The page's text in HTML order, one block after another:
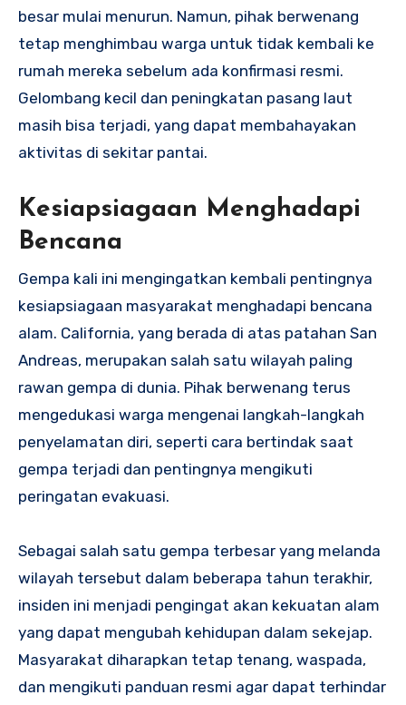
besar mulai menurun. Namun, pihak berwenang
tetap menghimbau warga untuk tidak kembali ke
rumah mereka sebelum ada konfirmasi resmi.
Gelombang kecil dan peningkatan pasang laut
masih bisa terjadi, yang dapat membahayakan
aktivitas di sekitar pantai.
Kesiapsiagaan Menghadapi
Bencana
Gempa kali ini mengingatkan kembali pentingnya
kesiapsiagaan masyarakat menghadapi bencana
alam. California, yang berada di atas patahan San
Andreas, merupakan salah satu wilayah paling
rawan gempa di dunia. Pihak berwenang terus
mengedukasi warga mengenai langkah-langkah
penyelamatan diri, seperti cara bertindak saat
gempa terjadi dan pentingnya mengikuti
peringatan evakuasi.
Sebagai salah satu gempa terbesar yang melanda
wilayah tersebut dalam beberapa tahun terakhir,
insiden ini menjadi pengingat akan kekuatan alam
yang dapat mengubah kehidupan dalam sekejap.
Masyarakat diharapkan tetap tenang, waspada,
dan mengikuti panduan resmi agar dapat terhindar